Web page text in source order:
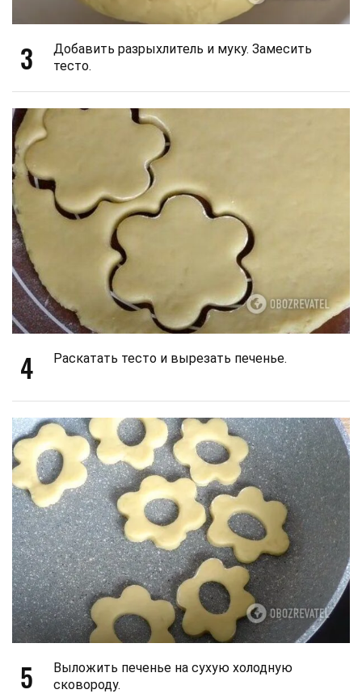
3
Добавить разрыхлитель и муку. Замесить
тесто.
4 Раскатать тесто и вырезать печенье.
5
Выложить печенье на сухую холодную
сковороду.